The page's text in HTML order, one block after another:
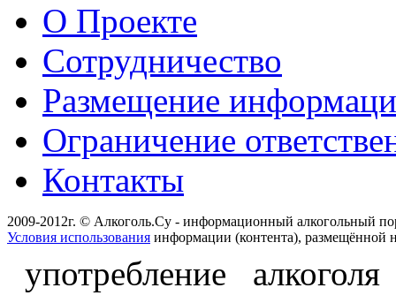
О Проекте
Сотрудничество
Размещение
Ограничение
Контакты
2009-2012г. © Алкоголь.Су - информационный алкогольный
Условия использования информации (контента), размещённой
употребление